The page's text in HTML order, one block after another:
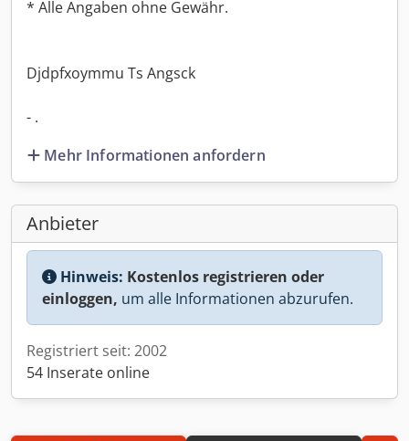
* Alle Angaben ohne Gewähr.
Djdpfxoymmu Ts Angsck
- .
Mehr Informationen anfordern
Anbieter
Hinweis: Kostenlos registrieren oder
einloggen, um alle Informationen abzurufen.
Registriert seit: 2002
54 Inserate online